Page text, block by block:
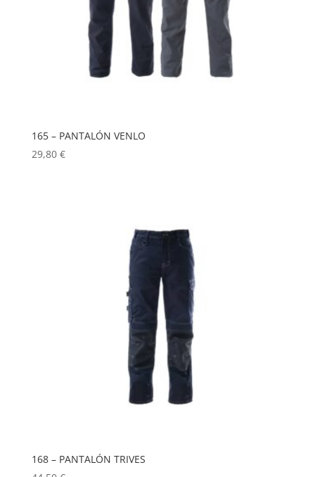
165 – PANTALÓN VENLO
29,80 €
168 – PANTALÓN TRIVES